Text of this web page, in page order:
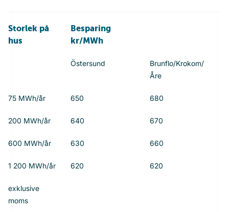
Storlek på
hus
Besparing
kr/MWh
Östersund
Brunflo/Krokom/
Åre
75 MWh/år 650 680
200 MWh/år 640 670
600 MWh/år 630 660
1 200 MWh/år 620 620
exklusive
moms